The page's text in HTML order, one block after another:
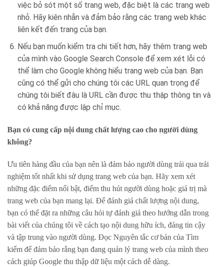
việc bỏ sót một số trang web, đặc biệt là các trang web
nhỏ. Hãy kiên nhẫn và đảm bảo rằng các trang web khác
liên kết đến trang của bạn.
Nếu bạn muốn kiểm tra chi tiết hơn, hãy thêm trang web
của mình vào Google Search Console để xem xét lỗi có
thể làm cho Google không hiểu trang web của bạn. Bạn
cũng có thể gửi cho chúng tôi các URL quan trọng để
chúng tôi biết đâu là URL cần được thu thập thông tin và
có khả năng được lập chỉ mục.
Bạn có cung cấp nội dung chất lượng cao cho người dùng
không?
Ưu tiên hàng đầu của bạn nên là đảm bảo người dùng trải qua trải
nghiệm tốt nhất khi sử dụng trang web của bạn. Hãy xem xét
những đặc điểm nổi bật, điểm thu hút người dùng hoặc giá trị mà
trang web của bạn mang lại. Để đánh giá chất lượng nội dung,
bạn có thể đặt ra những câu hỏi tự đánh giá theo hướng dẫn trong
bài viết của chúng tôi về cách tạo nội dung hữu ích, đáng tin cậy
và tập trung vào người dùng. Đọc Nguyên tắc cơ bản của Tìm
kiếm để đảm bảo rằng bạn đang quản lý trang web của mình theo
cách giúp Google thu thập dữ liệu một cách dễ dàng.